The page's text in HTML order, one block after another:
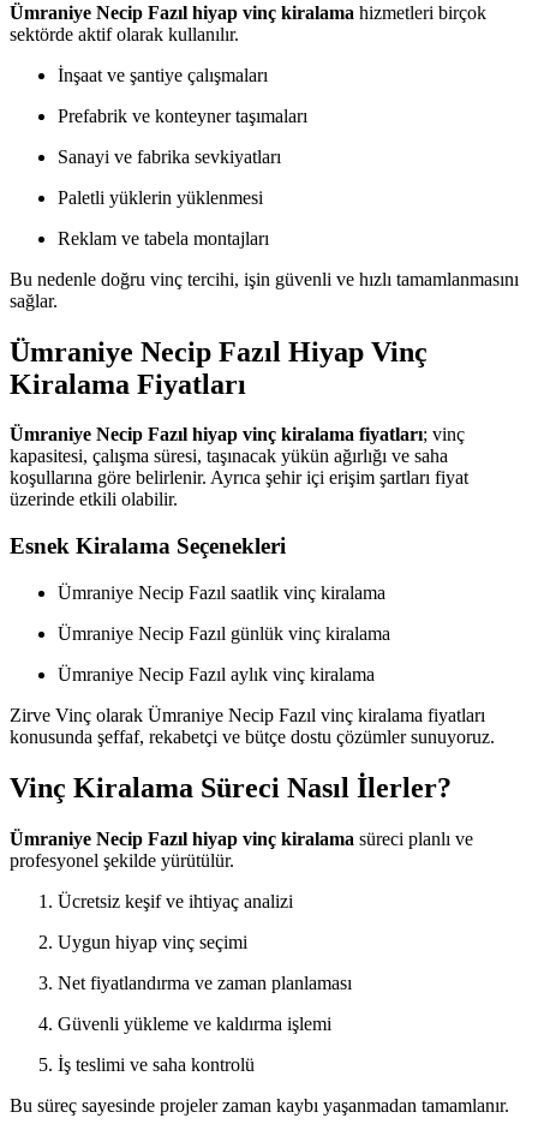
Ümraniye Necip Fazıl hiyap vinç kiralama hizmetleri birçok
sektörde aktif olarak kullanılır.
İnşaat ve şantiye çalışmaları
Prefabrik ve konteyner taşımaları
Sanayi ve fabrika sevkiyatları
Paletli yüklerin yüklenmesi
Reklam ve tabela montajları
Bu nedenle doğru vinç tercihi, işin güvenli ve hızlı tamamlanmasını
sağlar.
Ümraniye Necip Fazıl Hiyap Vinç
Kiralama Fiyatları
Ümraniye Necip Fazıl hiyap vinç kiralama fiyatları; vinç
kapasitesi, çalışma süresi, taşınacak yükün ağırlığı ve saha
koşullarına göre belirlenir. Ayrıca şehir içi erişim şartları fiyat
üzerinde etkili olabilir.
Esnek Kiralama Seçenekleri
Ümraniye Necip Fazıl saatlik vinç kiralama
Ümraniye Necip Fazıl günlük vinç kiralama
Ümraniye Necip Fazıl aylık vinç kiralama
Zirve Vinç olarak Ümraniye Necip Fazıl vinç kiralama fiyatları
konusunda şeffaf, rekabetçi ve bütçe dostu çözümler sunuyoruz.
Vinç Kiralama Süreci Nasıl İlerler?
Ümraniye Necip Fazıl hiyap vinç kiralama süreci planlı ve
profesyonel şekilde yürütülür.
Ücretsiz keşif ve ihtiyaç analizi
Uygun hiyap vinç seçimi
Net fiyatlandırma ve zaman planlaması
Güvenli yükleme ve kaldırma işlemi
İş teslimi ve saha kontrolü
Bu süreç sayesinde projeler zaman kaybı yaşanmadan tamamlanır.